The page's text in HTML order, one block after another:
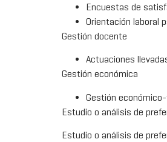
Encuestas de
Orientación laboral
Gestión docente
Actuaciones
Gestión económica
Gestión
Estudio o análisis de
Estudio o análisis de